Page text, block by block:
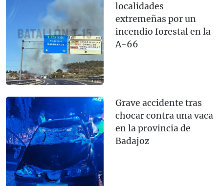
localidades
extremeñas por un
incendio forestal en la
A-66
Grave accidente tras
chocar contra una vaca
en la provincia de
Badajoz